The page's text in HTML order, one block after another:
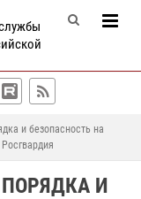
и безопасность на
И